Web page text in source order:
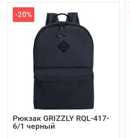
-20%
Рюкзак GRIZZLY RQL-417-
6/1 черный